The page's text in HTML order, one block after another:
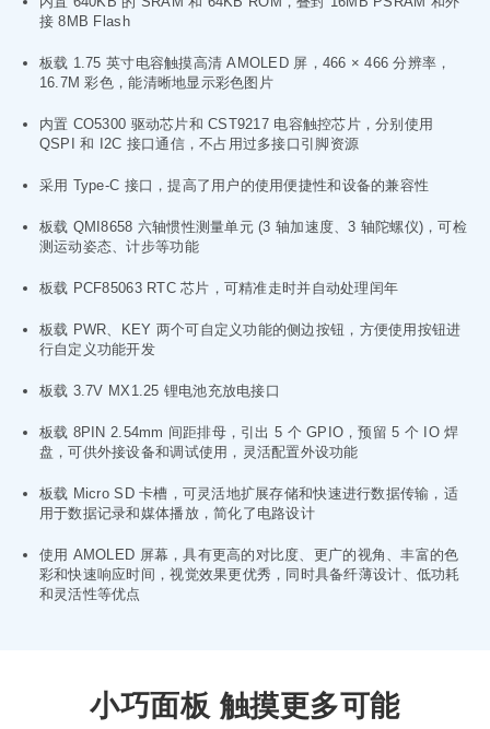
接 8MB Flash
板载 1.75 英寸电容触摸高清 AMOLED 屏，466 × 466 分辨率，
16.7M 彩色，能清晰地显示彩色图片
内置 CO5300 驱动芯片和 CST9217 电容触控芯片，分别使用
QSPI 和 I2C 接口通信，不占用过多接口引脚资源
采用 Type-C 接口，提高了用户的使用便捷性和设备的兼容性
板载 QMI8658 六轴惯性测量单元 (3 轴加速度、3 轴陀螺仪)，可检
测运动姿态、计步等功能
板载 PCF85063 RTC 芯片，可精准走时并自动处理闰年
板载 PWR、KEY 两个可自定义功能的侧边按钮，方便使用按钮进
行自定义功能开发
板载 3.7V MX1.25 锂电池充放电接口
板载 8PIN 2.54mm 间距排母，引出 5 个 GPIO，预留 5 个 IO 焊
盘，可供外接设备和调试使用，灵活配置外设功能
板载 Micro SD 卡槽，可灵活地扩展存储和快速进行数据传输，适
用于数据记录和媒体播放，简化了电路设计
使用 AMOLED 屏幕，具有更高的对比度、更广的视角、丰富的色
彩和快速响应时间，视觉效果更优秀，同时具备纤薄设计、低功耗
和灵活性等优点
小巧面板 触摸更多可能